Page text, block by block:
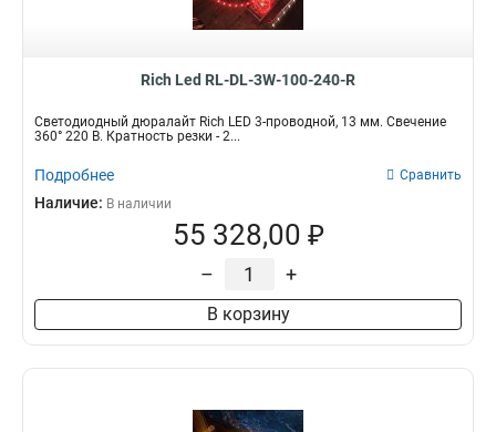
Rich Led RL-DL-3W-100-240-R
Светодиодный дюралайт Rich LED 3-проводной, 13 мм. Свечение
360° 220 В. Кратность резки - 2...
Подробнее Сравнить
Наличие: В наличии
55 328,00 ₽
– +
В корзину